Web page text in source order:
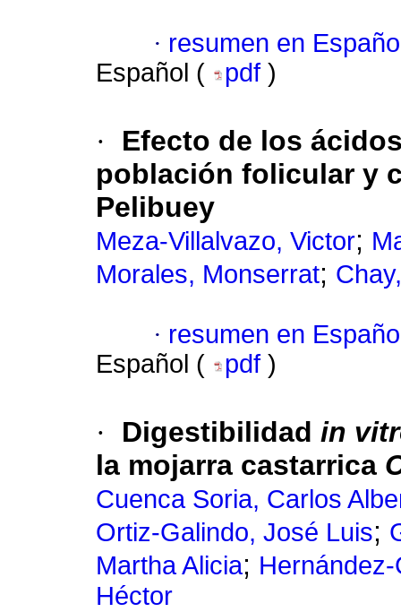
· resumen en
Español (
pdf )
·
Efecto de los
población folicular y
Pelibuey
Meza-Villalvazo, Victor;
Morales, Monserrat;
· resumen en
Español (
pdf )
· Digestibilidad in
la mojarra castarrica
Cuenca Soria, Carlos
Ortiz-Galindo, José Luis;
Martha Alicia;
Héctor